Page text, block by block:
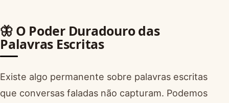
🦋 O Poder Duradouro das
Palavras Escritas
Existe algo permanente sobre palavras escritas
que conversas faladas não capturam. Podemos